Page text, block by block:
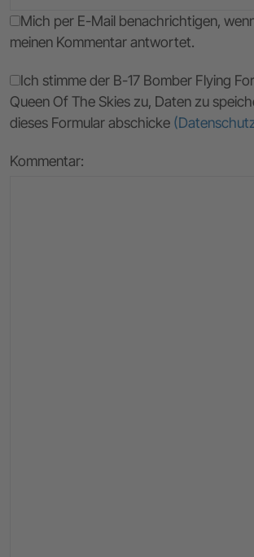
Mich per E-Mail benachrichtigen,
meinen Kommentar antwortet.
Ich stimme der B-17 Bomber Flying
Queen Of The Skies zu, Daten zu
dieses Formular abschicke
Kommentar: